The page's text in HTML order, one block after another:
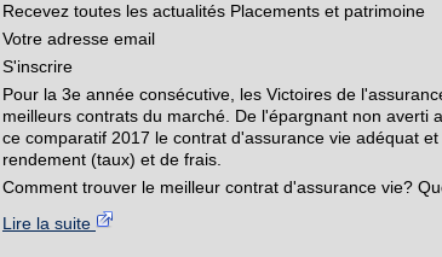
Recevez toutes les actualités Placements et patrimoine
Votre adresse email
S'inscrire
Pour la 3e année consécutive, les Victoires de
meilleurs contrats du marché. De l'épargnant non averti
ce comparatif 2017 le contrat d'assurance vie adéquat
rendement (taux) et de frais.
Comment trouver le meilleur contrat d'assurance vie?
Lire la suite